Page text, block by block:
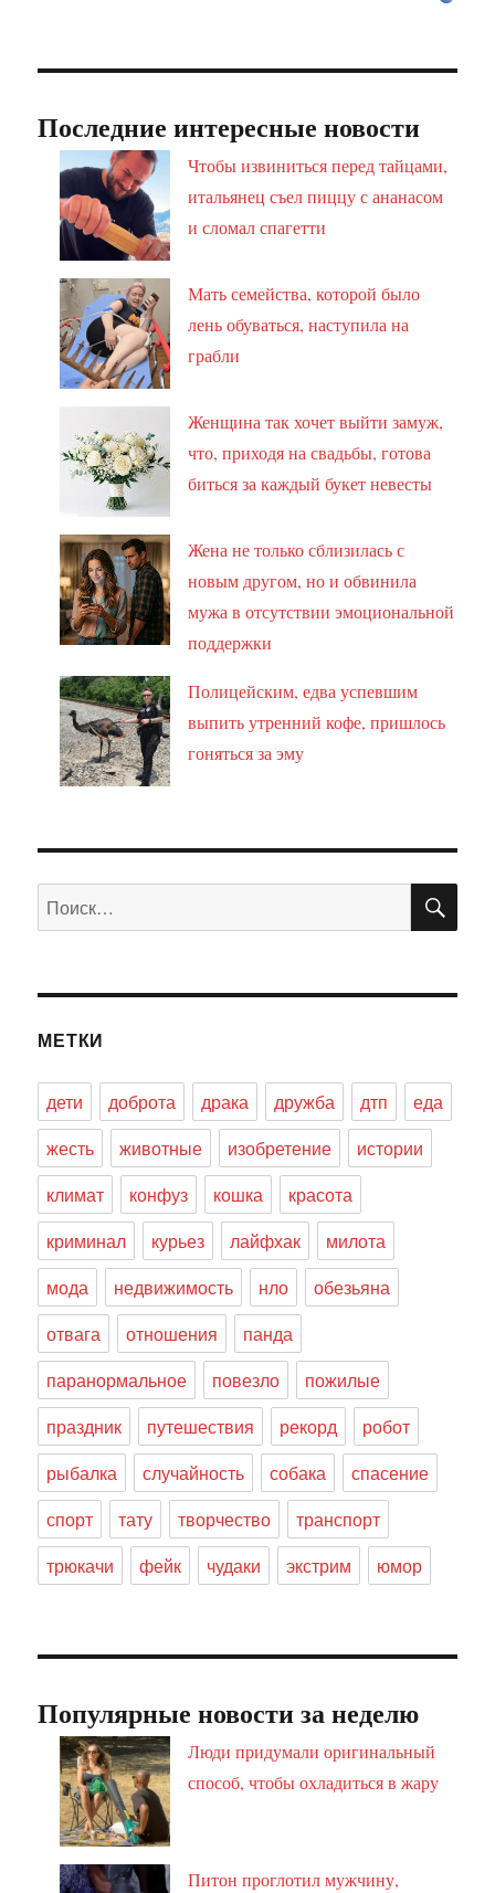
Последние интересные новости
Чтобы извиниться перед тайцами,
итальянец съел пиццу с ананасом
и сломал спагетти
Мать семейства, которой было
лень обуваться, наступила на
грабли
Женщина так хочет выйти замуж,
что, приходя на свадьбы, готова
биться за каждый букет невесты
Жена не только сблизилась с
новым другом, но и обвинила
мужа в отсутствии эмоциональной
поддержки
Полицейским, едва успевшим
выпить утренний кофе, пришлось
гоняться за эму
Искать:
МЕТКИ
дети доброта драка дружба дтп
еда
жесть
животные изобретение
истории
климат
конфуз кошка
красота
криминал
курьез лайфхак
милота
мода
недвижимость нло
обезьяна
отвага
отношения
панда
паранормальное
повезло
пожилые
праздник
путешествия рекорд
робот
рыбалка
случайность собака
спасение
спорт
тату творчество
транспорт
трюкачи
фейк чудаки экстрим юмор
Популярные новости за неделю
Люди придумали оригинальный
способ, чтобы охладиться в жару
Питон проглотил мужчину,